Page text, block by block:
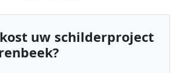
uw schilderproject